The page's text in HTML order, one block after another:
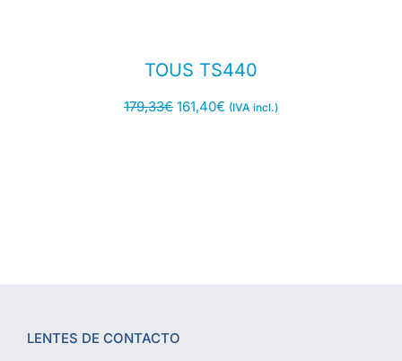
TOUS TS440
179,33€ 161,40€ (IVA incl.)
LENTES DE CONTACTO